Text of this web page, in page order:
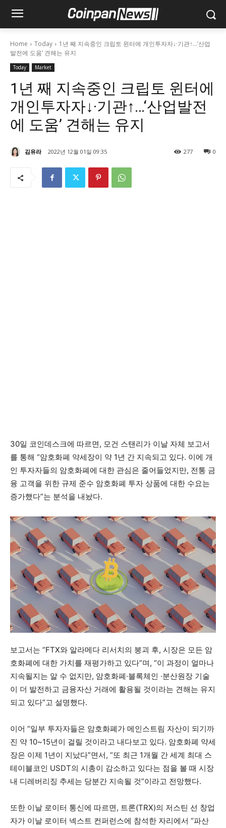
Home Today
1년 째 지속중인 크립토 윈터에 개인투자자↓·기관↑…‘산업
발전에 도움’ 견해는 유지
Today Market
1년 째 지속중인 크립토 윈터에
개인투자자↓·기관↑…‘산업발전
에 도움’ 견해는 유지
김유라 2022년 12월 01일 09:35 0
277
30일 코인데스크에 따르면, 모건 스탠리가 이날 자체 보고서
를 통해 “암호화폐 약세장이 약 1년 간 지속되고 있다. 이에 개
인 투자자들의 암호화폐에 대한 관심은 줄어들었지만, 전통 금
융 고객을 위한 규제 준수 암호화폐 투자 상품에 대한 수요는
증가했다”는 분석을 내놨다.
보고서는 “FTX와 알라메다 리서치의 붕괴 후, 시장은 모든 암
호화폐에 대한 가치를 재평가하고 있다”며, “이 과정이 얼마나
지속될지는 알 수 없지만, 암호화폐·블록체인 ·분산원장 기술
이 더 발전하고 금융자산 거래에 활용될 것이라는 견해는 유지
되고 있다”고 설명했다.
이어 “일부 투자자들은 암호화폐가 메인스트림 자산이 되기까
진 약 10~15년이 걸릴 것이라고 내다보고 있다. 암호화폐 약세
장은 이제 1년이 지났다”면서, “또 최근 1개월 간 세계 최대 스
테이블코인 USDT의 시총이 감소하고 있다는 점을 볼 때 시장
내 디레버리징 추세는 당분간 지속될 것”이라고 전망했다.
또한 이날 로이터 통신에 따르면, 트론(TRX)의 저스틴 선 창업
자가 이날 로이터 넥스트 컨퍼런스에 참석한 자리에서 “파산